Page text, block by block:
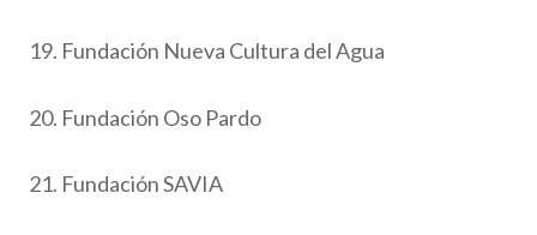
Fundación Nueva Cultura del Agua
Fundación Oso Pardo
Fundación SAVIA